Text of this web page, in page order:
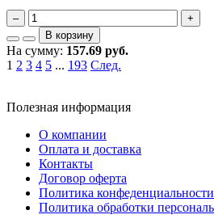
–
+
В корзину
На сумму: 157.69 руб.
1 2 3 4 5 ... 193 След.
Полезная информация
О компании
Оплата и доставка
Контакты
Договор оферта
Политика конфеденциальности
Политика обработки